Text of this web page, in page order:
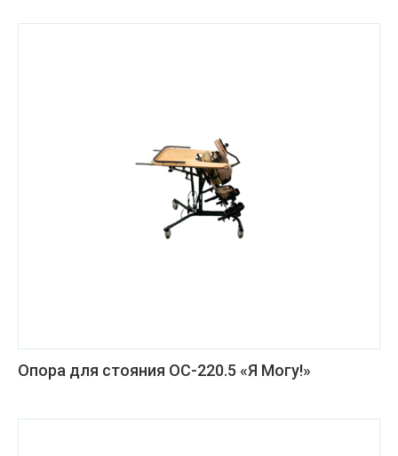
Опора для стояния ОС-220.5 «Я Могу!»